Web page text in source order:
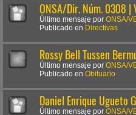
ONSA/Dir. Núm. 0308 |
Último mensaje por ONSA/
Publicado en Directivas
Rossy Bell Tussen
Último mensaje por ONSA/
Publicado en Obituario
Daniel Enrique Ugueto
Último mensaje por ONSA/